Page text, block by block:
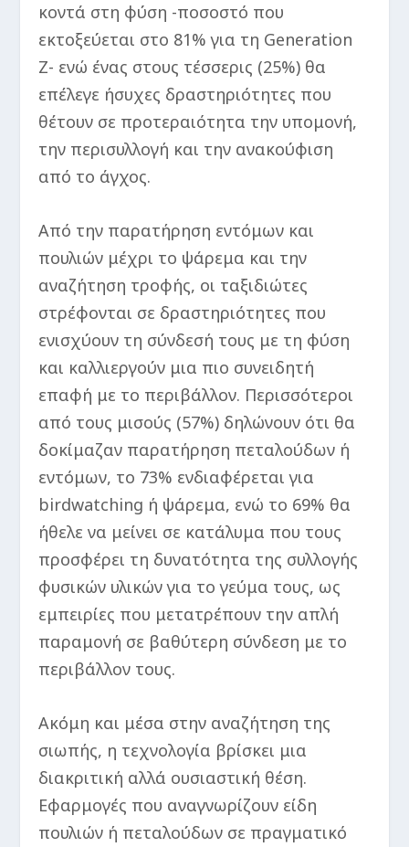
κοντά στη φύση -ποσοστό που
εκτοξεύεται στο 81% για τη Generation
Z- ενώ ένας στους τέσσερις (25%) θα
επέλεγε ήσυχες δραστηριότητες που
θέτουν σε προτεραιότητα την υπομονή,
την περισυλλογή και την ανακούφιση
από το άγχος.
Από την παρατήρηση εντόμων και
πουλιών μέχρι το ψάρεμα και την
αναζήτηση τροφής, οι ταξιδιώτες
στρέφονται σε δραστηριότητες που
ενισχύουν τη σύνδεσή τους με τη φύση
και καλλιεργούν μια πιο συνειδητή
επαφή με το περιβάλλον. Περισσότεροι
από τους μισούς (57%) δηλώνουν ότι θα
δοκίμαζαν παρατήρηση πεταλούδων ή
εντόμων, το 73% ενδιαφέρεται για
birdwatching ή ψάρεμα, ενώ το 69% θα
ήθελε να μείνει σε κατάλυμα που τους
προσφέρει τη δυνατότητα της συλλογής
φυσικών υλικών για το γεύμα τους, ως
εμπειρίες που μετατρέπουν την απλή
παραμονή σε βαθύτερη σύνδεση με το
περιβάλλον τους.
Ακόμη και μέσα στην αναζήτηση της
σιωπής, η τεχνολογία βρίσκει μια
διακριτική αλλά ουσιαστική θέση.
Εφαρμογές που αναγνωρίζουν είδη
πουλιών ή πεταλούδων σε πραγματικό